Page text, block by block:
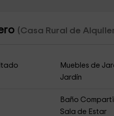
(Casa Rural de
Muebles de
Jardín
Baño
Sala de Estar